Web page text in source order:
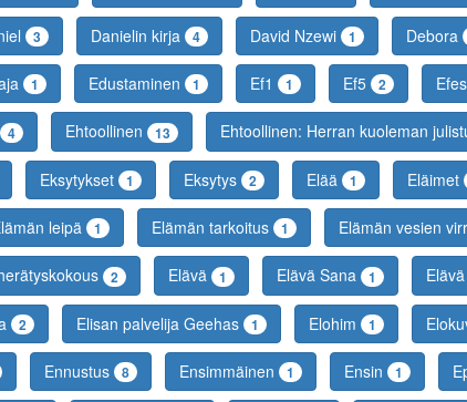
3 Danielin kirja 4 David Nzewi 1 Debora
1 Edustaminen 1 Ef1 1 Ef5 2
4 Ehtoollinen 13 Ehtoollinen: Herran kuoleman
Eksytykset 1 Eksytys 2 Elää 1 Eläimet
leipä 1 Elämän tarkoitus 1 Elämän vesien
2 Elävä 1 Elävä Sana 1
2 Elisan palvelija Geehas 1 Elohim 1
Ennustus 8 Ensimmäinen 1 Ensin 1